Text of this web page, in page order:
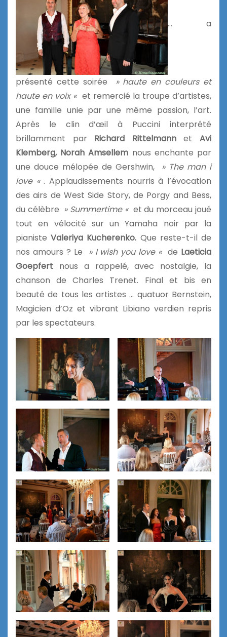
… a
présenté cette soirée
» haute en couleurs et
haute en voix « et remercié la troupe d’artistes,
une famille unie par une même passion, l’art.
Après le clin d’œil à Puccini interprété
brillamment par Richard RittelmannetAvi
Klemberg, Norah Amsellem nous enchante par
une douce mélopée de Gershwin,
» The man i
love «. Applaudissements nourris à l’évocation
des airs de West Side Story, de Porgy and Bess,
du célèbre » Summertime « et du morceau joué
tout en vélocité sur un Yamaha noir par la
pianisteValeriya Kucherenko. Que reste-t-il de
nos amours ? Le
» I wish you love « de Laeticia
Goepfert nous a rappelé, avec nostalgie, la
chanson de Charles Trenet. Final et bis en
beauté de tous les artistes … quatuor Bernstein,
Magicien d’Oz et vibrant Libiano verdien repris
par les spectateurs.